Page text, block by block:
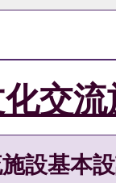
交
設基本